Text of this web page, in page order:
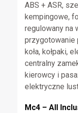
ABS + ASR,
kempingowe,
regulowany na
przygotowanie
koła, kołpaki,
centralny
kierowcy i
elektryczne
Mc4 – All